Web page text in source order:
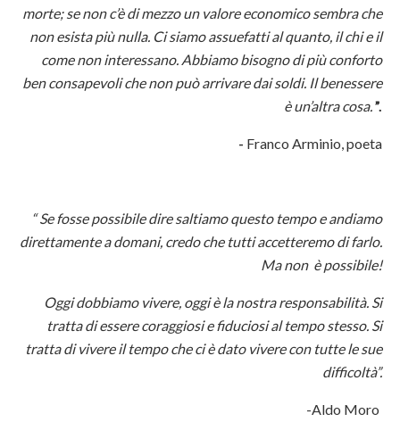
morte; se non c’è di mezzo un valore economico sembra che
non esista più nulla. Ci siamo assuefatti al quanto, il chi e il
come non interessano. Abbiamo bisogno di più conforto
ben consapevoli che non può arrivare dai soldi. Il benessere
è un’altra cosa.”.
- Franco Arminio, poeta
“ Se fosse possibile dire saltiamo questo tempo e andiamo
direttamente a domani, credo che tutti accetteremo di farlo.
Ma non è possibile!
Oggi dobbiamo vivere, oggi è la nostra responsabilità. Si
tratta di essere coraggiosi e fiduciosi al tempo stesso. Si
tratta di vivere il tempo che ci è dato vivere con tutte le sue
difficoltà”.
-Aldo Moro